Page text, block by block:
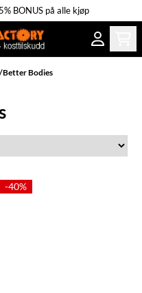
BONUS på alle kjøp
Better Bodies
-40%